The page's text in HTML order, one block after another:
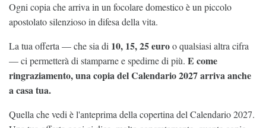
Ogni copia che arriva in un focolare domestico è un piccolo
apostolato silenzioso in difesa della vita.
La tua offerta — che sia di 10, 15, 25 euroo qualsiasi altra cifra
— ci permetterà di stamparne e spedirne di più. E come
ringraziamento, una copia del Calendario 2027 arriva anche
a casa tua.
Quella che vedi è l'anteprima della copertina del Calendario 2027.